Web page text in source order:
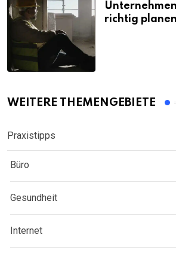
richtig planen
WEITERE THEMENGEBIETE
Praxistipps
Büro
Gesundheit
Internet